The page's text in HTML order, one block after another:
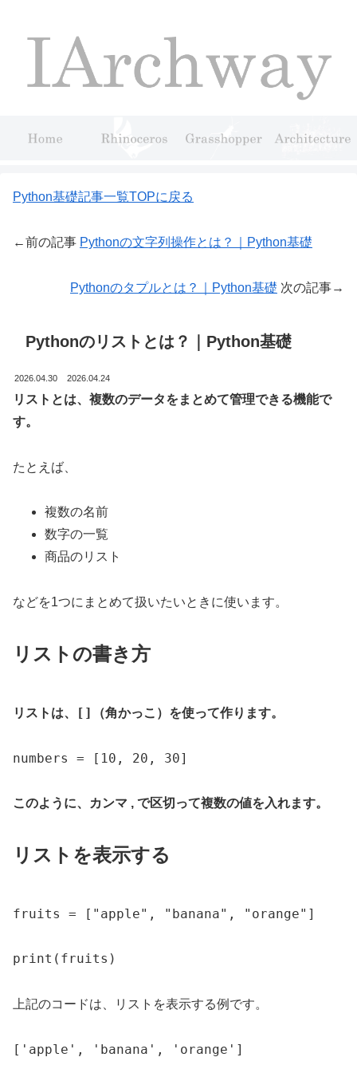
Python基礎記事一覧TOPに戻る
←前の記事 Pythonの文字列操作とは？｜Python基礎
Pythonのタプルとは？｜Python基礎 次の記事→
Pythonのリストとは？｜Python基礎
2026.04.30 2026.04.24
リストとは、複数のデータをまとめて管理できる機能で
す。
たとえば、
複数の名前
数字の一覧
商品のリスト
などを1つにまとめて扱いたいときに使います。
リストの書き方
リストは、 [] （角かっこ）を使って作ります。
numbers = [10, 20, 30]
このように、カンマ , で区切って複数の値を入れます。
リストを表示する
fruits = ["apple", "banana", "orange"]
print(fruits)
上記のコードは、リストを表示する例です。
['apple', 'banana', 'orange']